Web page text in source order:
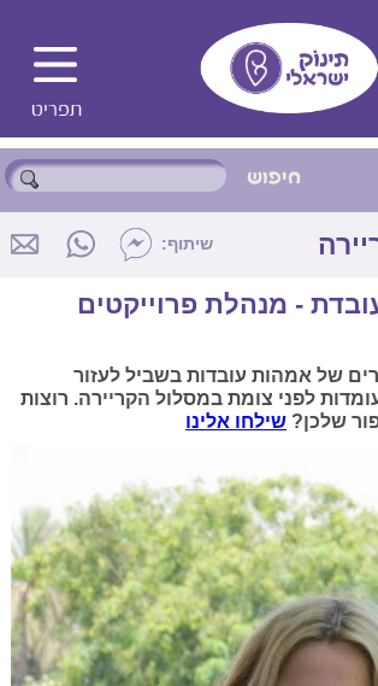
שיתוף:
- מנהלת פרוייקטים
של אמהות עובדות בשביל לעזור
לפני צומת במסלול הקריירה. רוצות
שלכן? שילחו אלינו